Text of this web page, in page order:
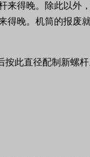
得晚。除此以外
晚。机筒的报废
此直径配制新螺杆